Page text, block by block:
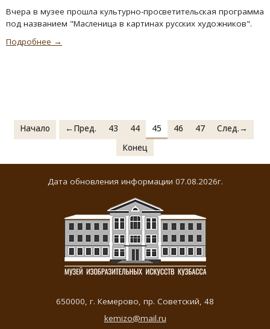
Вчера в музее прошла культурно-просветительская программа
под названием "Масленица в картинах русских художников".
Подробнее →
Начало ←Пред. 43 44 45 46 47
След.→
Конец
Дата обновления информации 07.08.2026г.
650000, г. Кемерово, пр. Советский, 48
kemizo@mail.ru